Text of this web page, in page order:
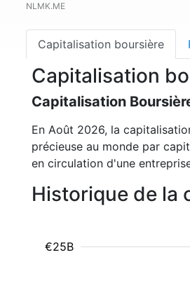
NLMK.ME
Capitalisation boursière
Capitalisation
Capitalisation
En Août 2026, la
précieuse au monde par
en circulation d'une
Historique de la
€25B